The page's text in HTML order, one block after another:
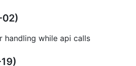
02)
handling while api calls